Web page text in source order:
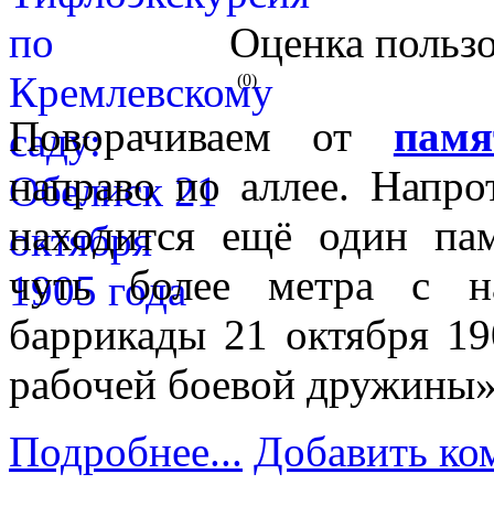
Оценка
(0)
Поворачиваем от
направо по аллее.
находится ещё один
чуть более метра с
баррикады 21 октября
рабочей боевой
Подробнее... Добавить